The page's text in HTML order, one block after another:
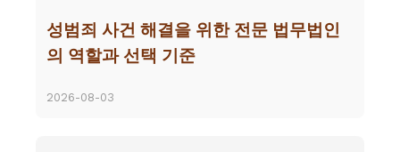
성범죄 사건 해결을 위한 전문 법무법인
의 역할과 선택 기준
2026-08-03